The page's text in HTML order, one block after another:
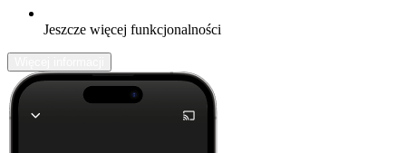
Jeszcze więcej funkcjonalności